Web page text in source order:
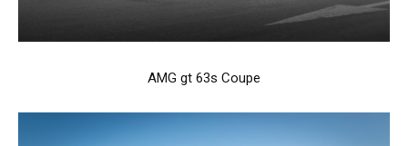
AMG gt 63s Coupe